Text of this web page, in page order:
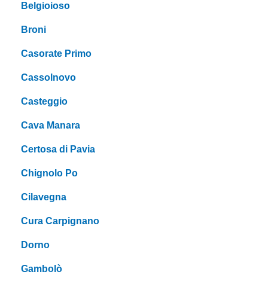
Belgioioso
Broni
Casorate Primo
Cassolnovo
Casteggio
Cava Manara
Certosa di Pavia
Chignolo Po
Cilavegna
Cura Carpignano
Dorno
Gambolò